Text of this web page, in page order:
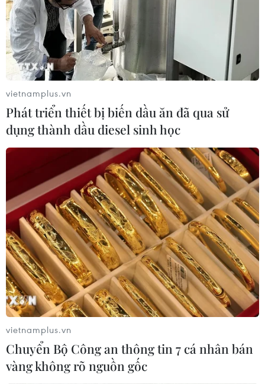
Áp thấp nhiệt đới đã suy yếu thành
một vùng áp thấp
08/08/2026 14:19
Trung Quốc nâng mức ứng phó khẩn
cấp với bão Dolphin
08/08/2026 07:10
Điện Biên từng bước hình thành thị
trường tín chỉ carbon rừng
08/08/2026 06:50
Nghệ An: Lũ cuốn cầu tạm trên sông
Nậm Nơn khiến 3 bản ở xã Mỹ Lý bị
chia cắt
08/08/2026 06:36
An Giang: Các bãi rác quá tải trong
khi dự án xử lý tập trung chậm tiến
vietnamplus.vn
Phát triển thiết bị biến dầu ăn đã qua sử
dụng thành dầu diesel sinh học
vietnamplus.vn
Chuyển Bộ Công an thông tin 7 cá nhân bán
vàng không rõ nguồn gốc